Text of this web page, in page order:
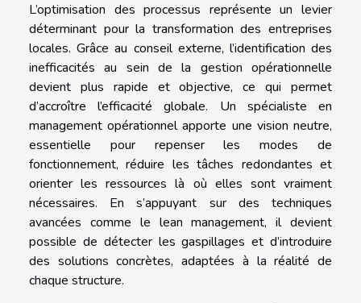
L’optimisation des processus représente un levier
déterminant pour la transformation des entreprises
locales. Grâce au conseil externe, l’identification des
inefficacités au sein de la gestion opérationnelle
devient plus rapide et objective, ce qui permet
d’accroître l’efficacité globale. Un spécialiste en
management opérationnel apporte une vision neutre,
essentielle pour repenser les modes de
fonctionnement, réduire les tâches redondantes et
orienter les ressources là où elles sont vraiment
nécessaires. En s’appuyant sur des techniques
avancées comme le lean management, il devient
possible de détecter les gaspillages et d’introduire
des solutions concrètes, adaptées à la réalité de
chaque structure.